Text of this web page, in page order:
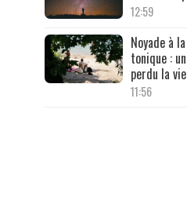
12:59
Noyade à
tonique :
perdu la vie
11:56